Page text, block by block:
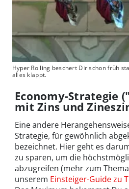
Hyper Rolling beschert Dir schon früh
alles klappt.
Economy-Strategie
mit Zins und
Eine andere
Strategie, für gewöhnlich
bezeichnet. Hier geht es
zu sparen, um die
abzugreifen (mehr zum
unserem Einsteiger-Guide zu